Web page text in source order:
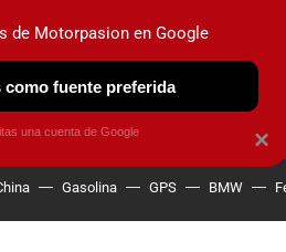
OBSERVATORIO
Gasolina GPS BMW
×
de Motorpasion en Google
como fuente preferida
una cuenta de Google